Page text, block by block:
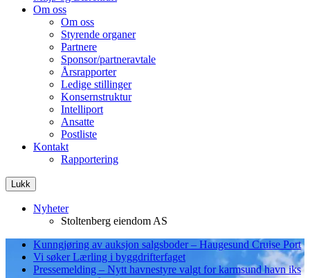
Om oss
Om oss
Styrende organer
Partnere
Sponsor/partneravtale
Årsrapporter
Ledige stillinger
Konsernstruktur
Intelliport
Ansatte
Postliste
Kontakt
Rapportering
Lukk
Nyheter
Stoltenberg eiendom AS
Kunngjøring av auksjon salgsboder – Haugesund Cruise Port
Vi søker Lærling i byggdrifterfaget
Pressemelding – Nytt havnestyre valgt for karmsund havn iks